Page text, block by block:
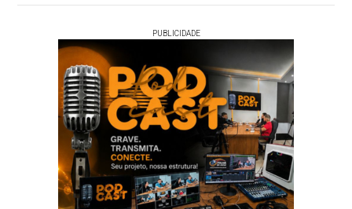
Partido Socialista
Brasileiro (PSB)
PUBLICIDADE